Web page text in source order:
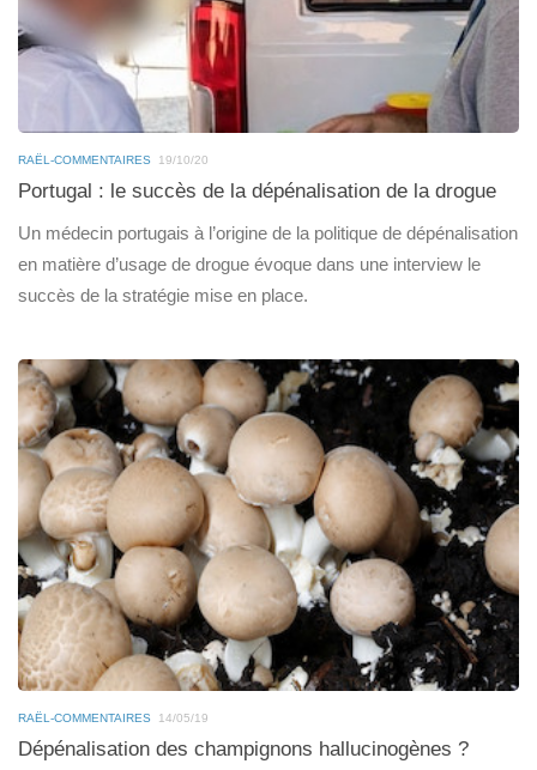
RAËL-COMMENTAIRES 19/10/20
Portugal : le succès de la dépénalisation de la drogue
Un médecin portugais à l’origine de la politique de dépénalisation
en matière d’usage de drogue évoque dans une interview le
succès de la stratégie mise en place.
RAËL-COMMENTAIRES 14/05/19
Dépénalisation des champignons hallucinogènes ?